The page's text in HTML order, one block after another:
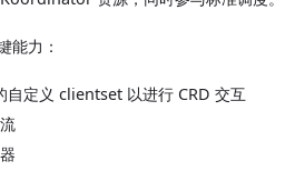
能力：
定义 clientset 以进行 CRD 交互